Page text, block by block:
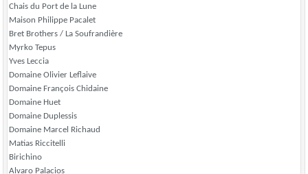
Chais du Port de la Lune
Maison Philippe Pacalet
Bret Brothers / La Soufrandière
Myrko Tepus
Yves Leccia
Domaine Olivier Leflaive
Domaine François Chidaine
Domaine Huet
Domaine Duplessis
Domaine Marcel Richaud
Matias Riccitelli
Birichino
Alvaro Palacios